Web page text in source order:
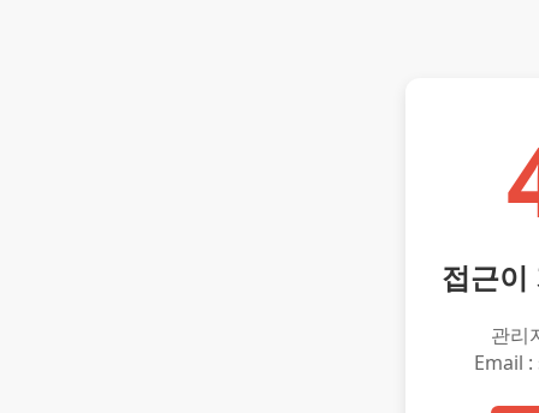
접근이
관리
Email